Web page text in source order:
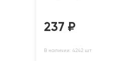
237 ₽
В наличии: 4242 шт